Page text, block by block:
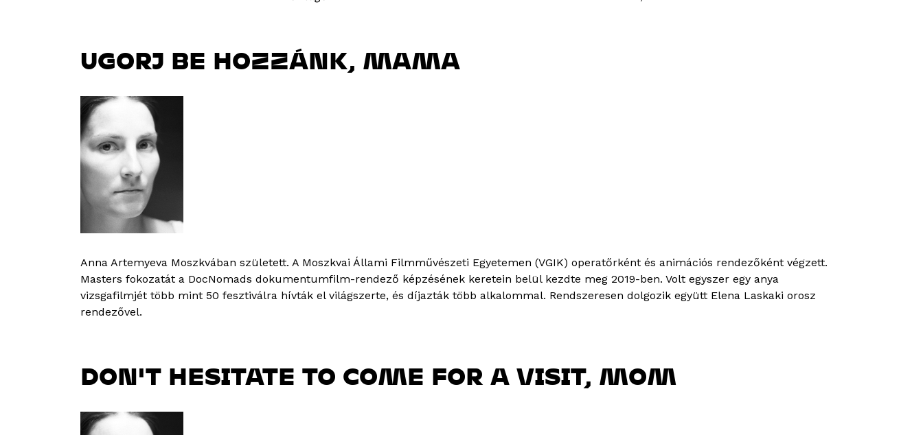
UGORJ BE HOZZÁNK, MAMA
Anna Artemyeva Moszkvában született. A Moszkvai Állami Filmművészeti Egyetemen (VGIK) operatőrként és animációs rendezőként végzett.
Masters fokozatát a DocNomads dokumentumfilm-rendező képzésének keretein belül kezdte meg 2019-ben. Volt egyszer egy anya
vizsgafilmjét több mint 50 fesztiválra hívták el világszerte, és díjazták több alkalommal. Rendszeresen dolgozik együtt Elena Laskaki orosz
rendezővel.
DON'T HESITATE TO COME FOR A VISIT, MOM